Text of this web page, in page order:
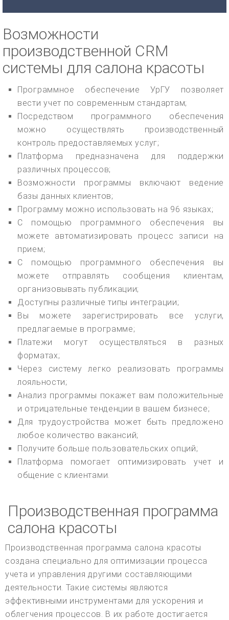
Возможности
производственной CRM
системы для салона красоты
Программное обеспечение УрГУ позволяет
вести учет по современным стандартам;
Посредством программного обеспечения
можно осуществлять производственный
контроль предоставляемых услуг;
Платформа предназначена для поддержки
различных процессов;
Возможности программы включают ведение
базы данных клиентов;
Программу можно использовать на 96 языках;
С помощью программного обеспечения вы
можете автоматизировать процесс записи на
прием;
С помощью программного обеспечения вы
можете отправлять сообщения клиентам,
организовывать публикации;
Доступны различные типы интеграции;
Вы можете зарегистрировать все услуги,
предлагаемые в программе;
Платежи могут осуществляться в разных
форматах;
Через систему легко реализовать программы
лояльности;
Анализ программы покажет вам положительные
и отрицательные тенденции в вашем бизнесе;
Для трудоустройства может быть предложено
любое количество вакансий;
Получите больше пользовательских опций;
Платформа помогает оптимизировать учет и
общение с клиентами.
Производственная программа
салона красоты
Производственная программа салона красоты
создана специально для оптимизации процесса
учета и управления другими составляющими
деятельности. Такие системы являются
эффективными инструментами для ускорения и
облегчения процессов. В их работе достигается